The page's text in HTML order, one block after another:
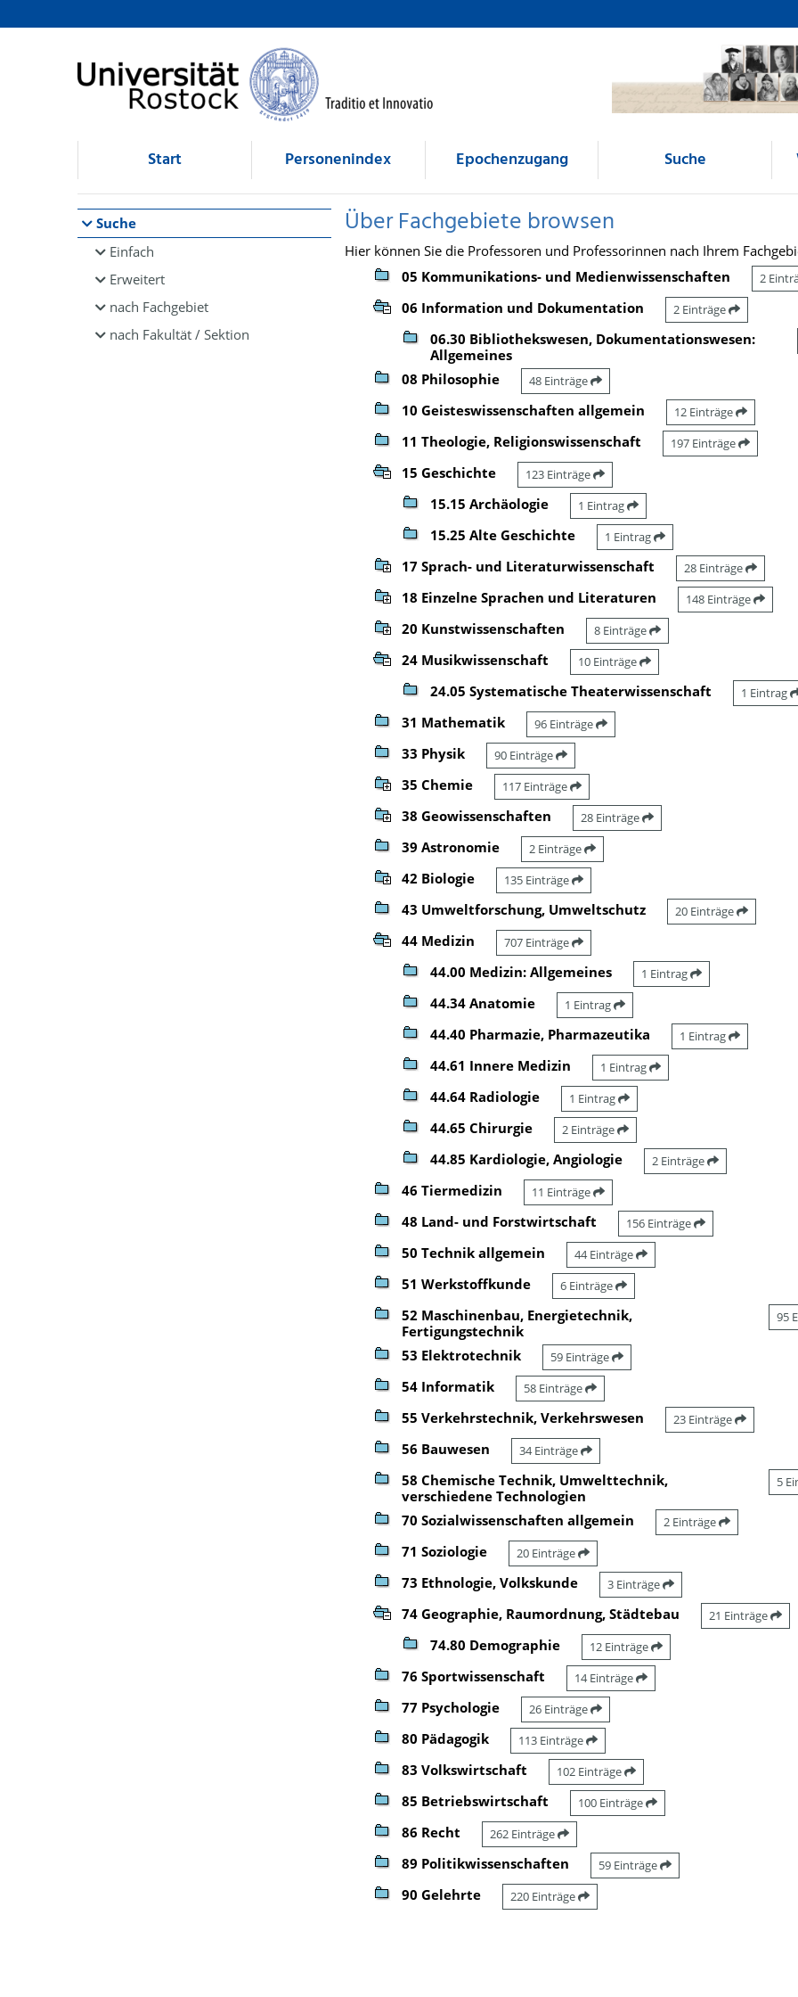
Browsen
direkt zum Inhalt
Start Personenindex Epochenzugang Suche
Suche
Einfach
Erweitert
nach Fachgebiet
nach Fakultät / Sektion
Über Fachgebiete browsen
Hier können Sie die Professoren und Professorinnen nach Ihrem
05 Kommunikations- und Medienwissenschaften
2
06 Information und Dokumentation 2 Einträge
06.30 Bibliothekswesen, Dokumentationswesen:
Allgemeines
08 Philosophie 48 Einträge
10 Geisteswissenschaften allgemein 12 Einträge
11 Theologie, Religionswissenschaft 197 Einträge
15 Geschichte 123 Einträge
15.15 Archäologie 1 Eintrag
15.25 Alte Geschichte 1 Eintrag
17 Sprach- und Literaturwissenschaft 28 Einträge
18 Einzelne Sprachen und Literaturen 148 Einträge
20 Kunstwissenschaften 8 Einträge
24 Musikwissenschaft 10 Einträge
24.05 Systematische Theaterwissenschaft 1 Eintrag
31 Mathematik 96 Einträge
33 Physik 90 Einträge
35 Chemie 117 Einträge
38 Geowissenschaften 28 Einträge
39 Astronomie 2 Einträge
42 Biologie 135 Einträge
43 Umweltforschung, Umweltschutz 20 Einträge
44 Medizin 707 Einträge
44.00 Medizin: Allgemeines 1 Eintrag
44.34 Anatomie 1 Eintrag
44.40 Pharmazie, Pharmazeutika 1 Eintrag
44.61 Innere Medizin 1 Eintrag
44.64 Radiologie 1 Eintrag
44.65 Chirurgie 2 Einträge
44.85 Kardiologie, Angiologie 2 Einträge
46 Tiermedizin 11 Einträge
48 Land- und Forstwirtschaft 156 Einträge
50 Technik allgemein 44 Einträge
51 Werkstoffkunde 6 Einträge
52 Maschinenbau, Energietechnik,
Fertigungstechnik
95
53 Elektrotechnik 59 Einträge
54 Informatik 58 Einträge
55 Verkehrstechnik, Verkehrswesen 23 Einträge
56 Bauwesen 34 Einträge
58 Chemische Technik, Umwelttechnik,
verschiedene Technologien
5
70 Sozialwissenschaften allgemein 2 Einträge
71 Soziologie 20 Einträge
73 Ethnologie, Volkskunde 3 Einträge
74 Geographie, Raumordnung, Städtebau 21 Einträge
74.80 Demographie 12 Einträge
76 Sportwissenschaft 14 Einträge
77 Psychologie 26 Einträge
80 Pädagogik 113 Einträge
83 Volkswirtschaft 102 Einträge
85 Betriebswirtschaft 100 Einträge
86 Recht 262 Einträge
89 Politikwissenschaften 59 Einträge
90 Gelehrte 220 Einträge